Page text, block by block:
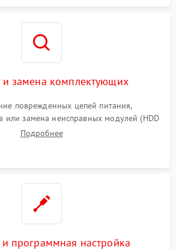
и замена комплектующих
поврежденных цепей питания,
или замена неисправных модулей (HDD
Подробнее
программная настройка